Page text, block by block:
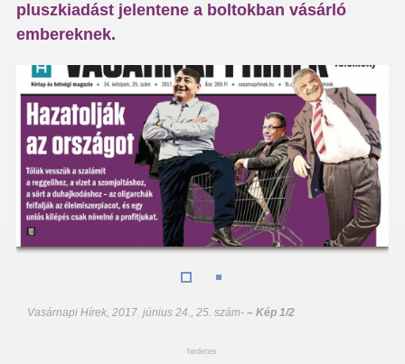
pluszkiadást jelentene a boltokban vásárló
embereknek.
Vasárnapi Hírek, 2017. június 24., 25. szám-– Kép 1/2
hirdetes